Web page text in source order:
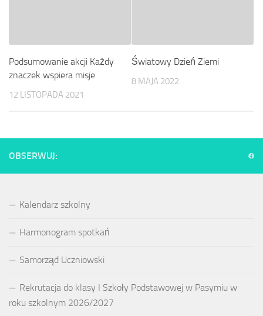
Podsumowanie akcji Każdy
znaczek wspiera misje
12 LISTOPADA 2021
Światowy Dzień Ziemi
8 MAJA 2022
OBSERWUJ:
Kalendarz szkolny
Harmonogram spotkań
Samorząd Uczniowski
Rekrutacja do klasy I Szkoły Podstawowej w Pasymiu w
roku szkolnym 2026/2027